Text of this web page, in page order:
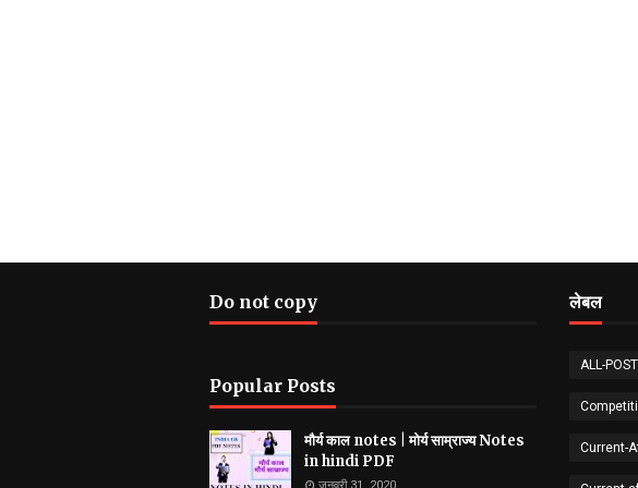
Do not copy
Popular Posts
मौर्य काल notes | मोर्य साम्राज्य Notes
in hindi PDF
लेबल
ALL-
Current-